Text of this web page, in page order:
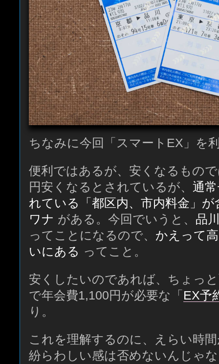
ちなみに今回「スマートEX」を
便利ではあるが、安くなるもの
円安くなるとされているが、 通
れている「都区内、市内料金」
ワナ がある。今回でいうと、 品
ってことになるので、 かえって
いにある ってこと。
安くしたいのであれば、ちょっ
で年会費1,100円が必要な「 EX予
り。
これを理解するのに、えらい時
紛らわしい感は否めないんじゃ